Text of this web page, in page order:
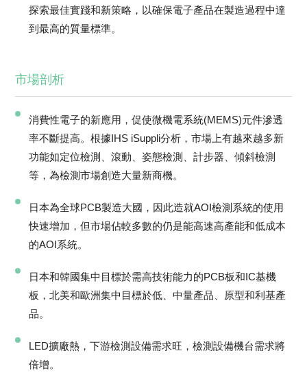
探索最佳實踐和新策略，以確保電子產品在製造過程中達
到最高的質量標準。
市場剖析
消費性電子的新應用，促使微機電系統(MEMS)元件滲透
率不斷提高。根據IHS iSuppli分析，市場上有越來越多新
功能如定位檢測、滾動、姿態檢測、計步器、傾斜檢測
等，為檢測市場創造大量新商機。
日本為全球PCB製造大國，因此造就AOI檢測系統的使用
快速增加，但市場佔較多數的仍是能高速高產能和低成本
的AOI系統。
日本和韓國集中目標於需高技術能力的PCB板和IC基機
板，北美和歐洲集中目標於低、中量產品、原型和利基產
品。
LED擴廠熱，下游檢測設備需求旺，檢測設備機台需求將
倍增。